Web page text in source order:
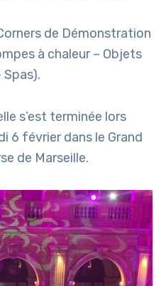
de Démonstration
à chaleur – Objets
s’est terminée lors
6 février dans le Grand
de Marseille.